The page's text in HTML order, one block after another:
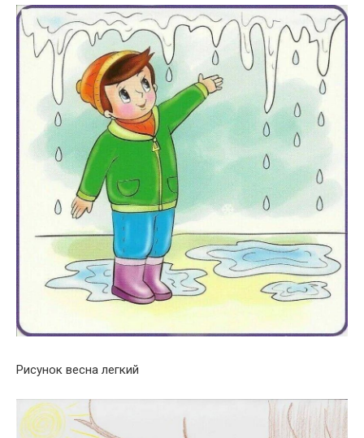
Рисунок весна легкий